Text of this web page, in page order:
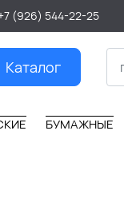
(926) 544-22-25
Каталог
БУМАЖНЫЕ